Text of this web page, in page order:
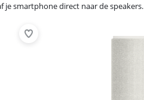
je smartphone direct naar de